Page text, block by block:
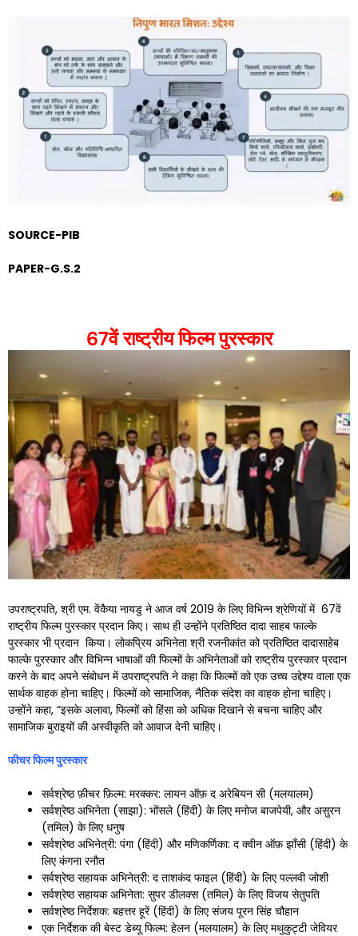
SOURCE-PIB
PAPER-G.S.2
67वें राष्ट्रीय फिल्म पुरस्कार
उपराष्ट्रपति, श्री एम. वेंकैया नायडु ने आज वर्ष 2019 के लिए विभिन्न श्रेणियों में 67वें
राष्ट्रीय फिल्म पुरस्कार प्रदान किए। साथ ही उन्होंने प्रतिष्ठित दादा साहब फाल्के
पुरस्कार भी प्रदान किया। लोकप्रिय अभिनेता श्री रजनीकांत को प्रतिष्ठित दादासाहेब
फाल्के पुरस्कार और विभिन्न भाषाओं की फिल्मों के अभिनेताओं को राष्ट्रीय पुरस्कार प्रदान
करने के बाद अपने संबोधन में उपराष्ट्रपति ने कहा कि फिल्मों को एक उच्च उद्देश्य वाला एक
सार्थक वाहक होना चाहिए। फिल्मों को सामाजिक, नैतिक संदेश का वाहक होना चाहिए।
उन्होंने कहा, “इसके अलावा, फिल्मों को हिंसा को अधिक दिखाने से बचना चाहिए और
सामाजिक बुराइयों की अस्वीकृति को आवाज देनी चाहिए।
फीचर फिल्म पुरस्कार
सर्वश्रेष्ठ फ़ीचर फ़िल्म: मरक्कर: लायन ऑफ़ द अरेबियन सी (मलयालम)
सर्वश्रेष्ठ अभिनेता (साझा): भोंसले (हिंदी) के लिए मनोज बाजपेयी, और असुरन
(तमिल) के लिए धनुष
सर्वश्रेष्ठ अभिनेत्री: पंगा (हिंदी) और मणिकर्णिका: द क्वीन ऑफ़ झाँसी (हिंदी) के
लिए कंगना रनौत
सर्वश्रेष्ठ सहायक अभिनेत्री: द ताशकंद फाइल (हिंदी) के लिए पल्लवी जोशी
सर्वश्रेष्ठ सहायक अभिनेता: सुपर डीलक्स (तमिल) के लिए विजय सेतुपति
सर्वश्रेष्ठ निर्देशक: बहत्तर हूरें (हिंदी) के लिए संजय पूरन सिंह चौहान
एक निर्देशक की बेस्ट डेब्यू फिल्म: हेलन (मलयालम) के लिए मथुकुट्टी जेवियर